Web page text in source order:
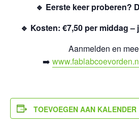
🔹 Eerste keer proberen?
🔹 Kosten: €7,50 per middag
Aanmelden en
➡️
TOEVOEGEN AAN KALENDER